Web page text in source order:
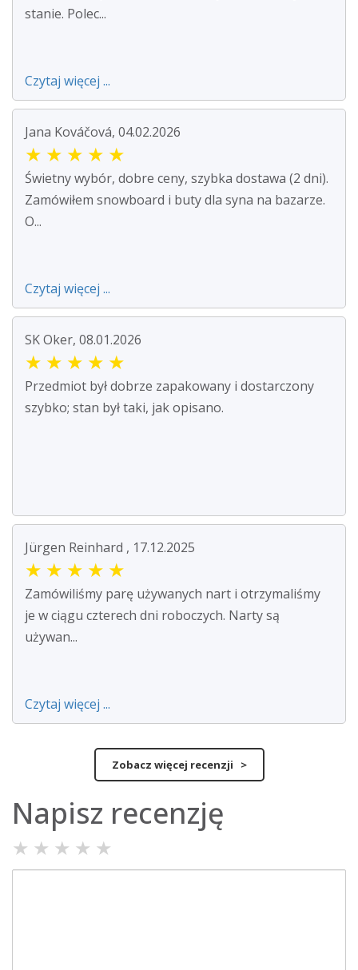
stanie. Polec...
Czytaj więcej ...
Jana Kováčová, 04.02.2026
★ ★ ★ ★ ★
Świetny wybór, dobre ceny, szybka dostawa (2 dni).
Zamówiłem snowboard i buty dla syna na bazarze.
O...
Czytaj więcej ...
SK Oker, 08.01.2026
★ ★ ★ ★ ★
Przedmiot był dobrze zapakowany i dostarczony
szybko; stan był taki, jak opisano.
Jürgen Reinhard , 17.12.2025
★ ★ ★ ★ ★
Zamówiliśmy parę używanych nart i otrzymaliśmy
je w ciągu czterech dni roboczych. Narty są
używan...
Czytaj więcej ...
Zobacz więcej recenzji >
Napisz recenzję
★ ★ ★ ★ ★